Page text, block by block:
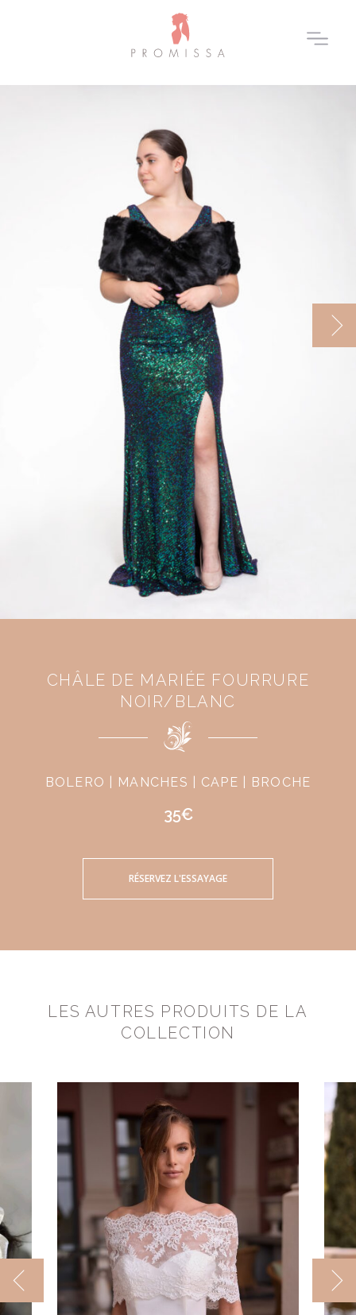
CHÂLE DE MARIÉE FOURRURE
NOIR/BLANC
BOLERO | MANCHES | CAPE | BROCHE
35€
RÉSERVEZ L'ESSAYAGE
LES AUTRES PRODUITS DE LA
COLLECTION